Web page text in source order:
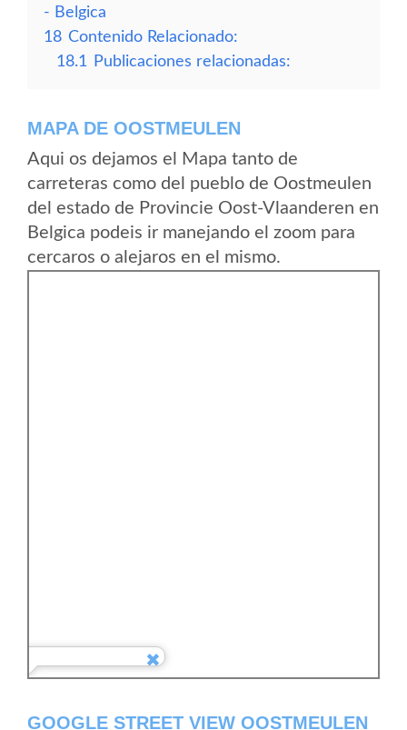
- Belgica
18 Contenido Relacionado:
18.1
Publicaciones relacionadas:
MAPA DE OOSTMEULEN
Aqui os dejamos el Mapa tanto de
carreteras como del pueblo de Oostmeulen
del estado de Provincie Oost-Vlaanderen en
Belgica podeis ir manejando el zoom para
cercaros o alejaros en el mismo.
GOOGLE STREET VIEW OOSTMEULEN